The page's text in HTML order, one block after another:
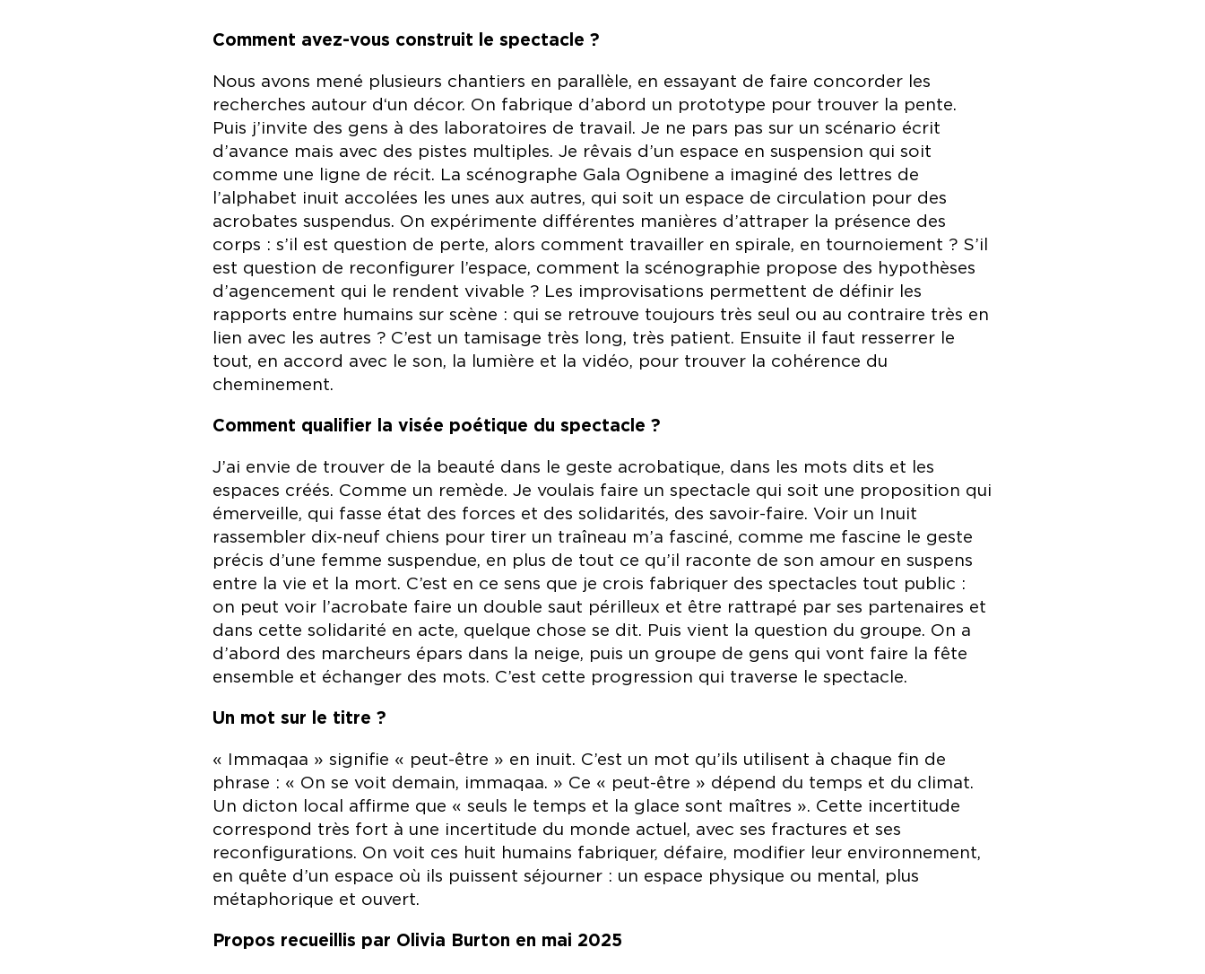
Comment avez-vous construit le spectacle ?
Nous avons mené plusieurs chantiers en parallèle, en essayant de faire concorder les
recherches autour d‘un décor. On fabrique d’abord un prototype pour trouver la pente.
Puis j’invite des gens à des laboratoires de travail. Je ne pars pas sur un scénario écrit
d’avance mais avec des pistes multiples. Je rêvais d’un espace en suspension qui soit
comme une ligne de récit. La scénographe Gala Ognibene a imaginé des lettres de
l’alphabet inuit accolées les unes aux autres, qui soit un espace de circulation pour des
acrobates suspendus. On expérimente différentes manières d’attraper la présence des
corps : s’il est question de perte, alors comment travailler en spirale, en tournoiement ? S’il
est question de reconfigurer l’espace, comment la scénographie propose des hypothèses
d’agencement qui le rendent vivable ? Les improvisations permettent de définir les
rapports entre humains sur scène : qui se retrouve toujours très seul ou au contraire très en
lien avec les autres ? C’est un tamisage très long, très patient. Ensuite il faut resserrer le
tout, en accord avec le son, la lumière et la vidéo, pour trouver la cohérence du
cheminement.
Comment qualifier la visée poétique du spectacle ?
J’ai envie de trouver de la beauté dans le geste acrobatique, dans les mots dits et les
espaces créés. Comme un remède. Je voulais faire un spectacle qui soit une proposition qui
émerveille, qui fasse état des forces et des solidarités, des savoir-faire. Voir un Inuit
rassembler dix-neuf chiens pour tirer un traîneau m’a fasciné, comme me fascine le geste
précis d’une femme suspendue, en plus de tout ce qu’il raconte de son amour en suspens
entre la vie et la mort. C’est en ce sens que je crois fabriquer des spectacles tout public :
on peut voir l’acrobate faire un double saut périlleux et être rattrapé par ses partenaires et
dans cette solidarité en acte, quelque chose se dit. Puis vient la question du groupe. On a
d’abord des marcheurs épars dans la neige, puis un groupe de gens qui vont faire la fête
ensemble et échanger des mots. C’est cette progression qui traverse le spectacle.
Un mot sur le titre ?
« Immaqaa » signifie « peut-être » en inuit. C’est un mot qu’ils utilisent à chaque fin de
phrase : « On se voit demain, immaqaa. » Ce « peut-être » dépend du temps et du climat.
Un dicton local affirme que « seuls le temps et la glace sont maîtres ». Cette incertitude
correspond très fort à une incertitude du monde actuel, avec ses fractures et ses
reconfigurations. On voit ces huit humains fabriquer, défaire, modifier leur environnement,
en quête d’un espace où ils puissent séjourner : un espace physique ou mental, plus
métaphorique et ouvert.
Propos recueillis par Olivia Burton en mai 2025